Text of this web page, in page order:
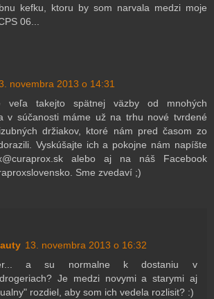
kefku, ktoru by som narvala medzi moje
06...
novembra 2013 o 14:31
veľa takejto spätnej väzby od mnohých
v súčanosti máme už na trhu nové tvrdené
držiakov, ktoré nám pred časom zo
Vyskúšajte ich a pokojne nám napíšte
alebo aj na náš Facebook
Sme zvedaví ;)
13. novembra 2013 o 16:32
a su normalne k dostaniu v
drogeriach? Je medzi novymi a starymi aj
rozdiel, aby som ich vedela rozlisit? :)